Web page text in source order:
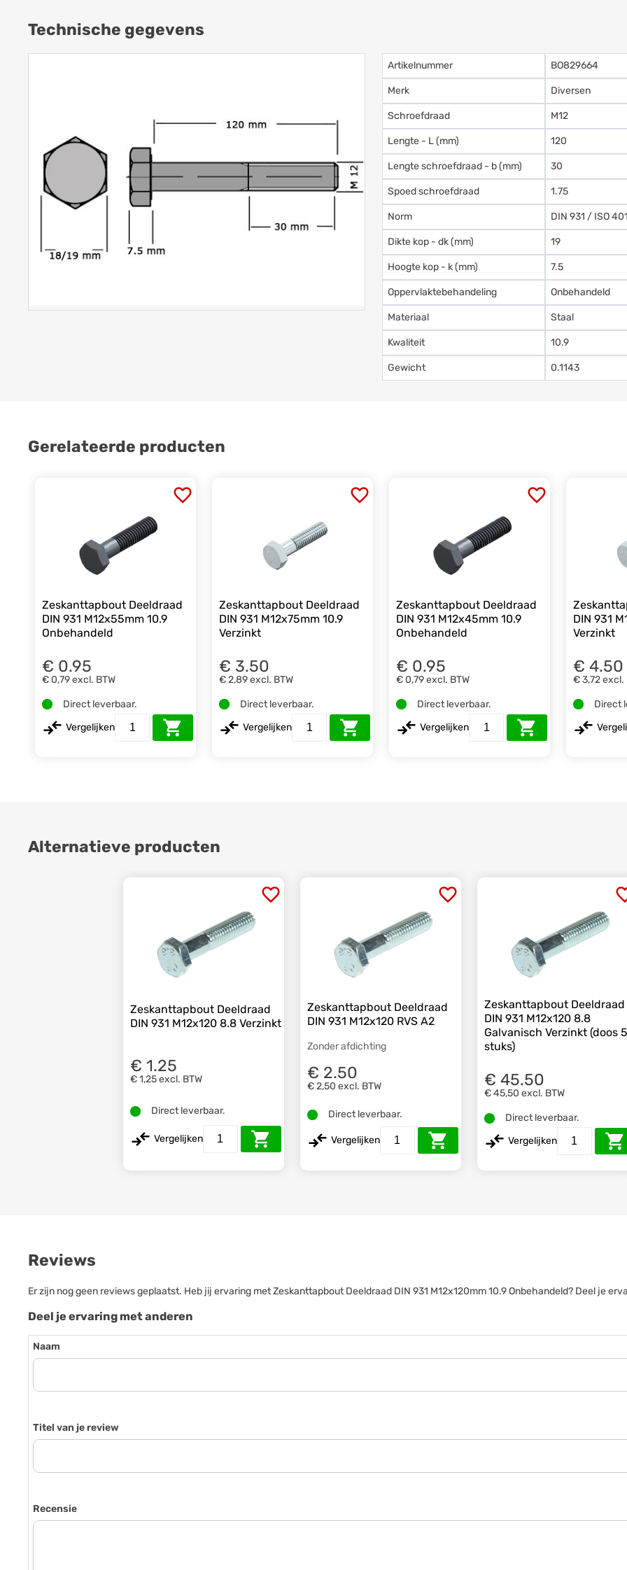
Technische gegevens
Artikelnummer BO829664
Merk Diversen
Schroefdraad M12
Lengte - L (mm) 120
Lengte schroefdraad - b (mm) 30
Spoed schroefdraad 1.75
Norm DIN 931 / ISO
Dikte kop - dk (mm) 19
Hoogte kop - k (mm) 7.5
Oppervlaktebehandeling Onbehandeld
Materiaal Staal
Kwaliteit 10.9
Gewicht 0.1143
Gerelateerde producten
Zeskanttapbout Deeldraad
DIN 931 M12x55mm 10.9
Onbehandeld
€ 0.95
€ 0,79excl. BTW
Direct leverbaar.
Vergelijken
Zeskanttapbout Deeldraad
DIN 931 M12x75mm 10.9
Verzinkt
€ 3.50
€ 2,89excl. BTW
Direct leverbaar.
Vergelijken
Zeskanttapbout Deeldraad
DIN 931 M12x45mm 10.9
Onbehandeld
€ 0.95
€ 0,79excl. BTW
Direct leverbaar.
Vergelijken
DIN 931
Verzinkt
€ 4.50
€ 3,72excl.
Direct
Alternatieve producten
Zeskanttapbout Deeldraad
DIN 931 M12x120 8.8 Verzinkt
€ 1.25
€ 1,25excl. BTW
Direct leverbaar.
Vergelijken
Zeskanttapbout Deeldraad
DIN 931 M12x120 RVS A2
Zonder afdichting
€ 2.50
€ 2,50 excl. BTW
Direct leverbaar.
Vergelijken
Zeskanttapbout Deeldraad
DIN 931 M12x120 8.8
Galvanisch Verzinkt (doos
stuks)
€ 45.50
€ 45,50 excl. BTW
Direct leverbaar.
Vergelijken
Reviews
Er zijn nog geen reviews geplaatst. Heb jij ervaring met Zeskanttapbout Deeldraad DIN 931 M12x120mm 10.9 Onbehandeld? Deel je
Deel je ervaring met anderen
Naam
Titel van je review
Recensie